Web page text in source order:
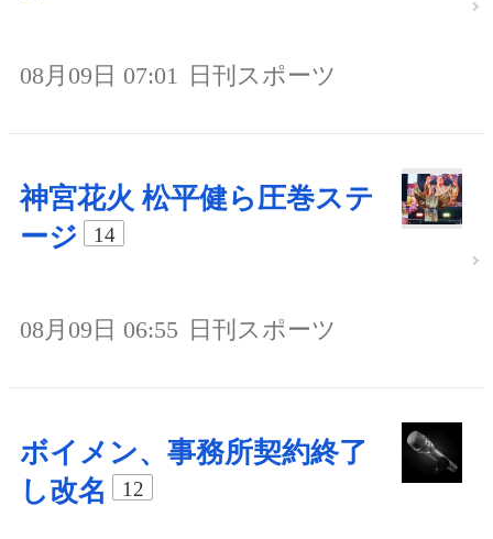
08月09日 07:01 日刊スポーツ
神宮花火 松平健ら圧巻ステ
ージ
14
08月09日 06:55 日刊スポーツ
ボイメン、事務所契約終了
し改名
12